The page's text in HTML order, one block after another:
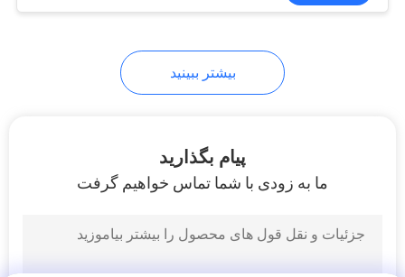
بالای میز
بیشتر ببینید
پیام بگذارید
ما به زودی با شما تماس خواهیم گرفت